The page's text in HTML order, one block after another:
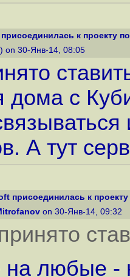
к проекту
on 30-Янв-14, 08:05
дома с
А тут
присоединилась к
on 30-Янв-14, 09:32
любые -